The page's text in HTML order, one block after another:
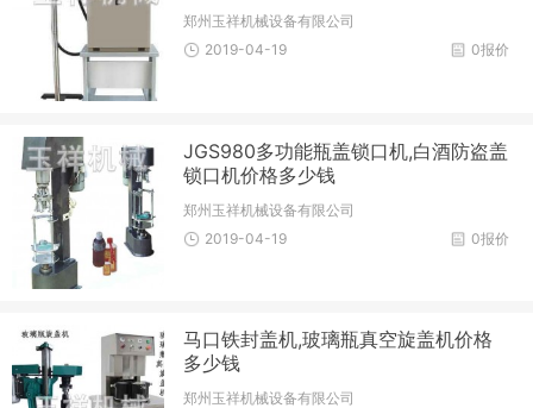
郑州玉祥机械设备有限公司
0报价
2019-04-19
JGS980多功能瓶盖锁口机,白酒防盗盖
锁口机价格多少钱
郑州玉祥机械设备有限公司
0报价
2019-04-19
马口铁封盖机,玻璃瓶真空旋盖机价格
多少钱
郑州玉祥机械设备有限公司